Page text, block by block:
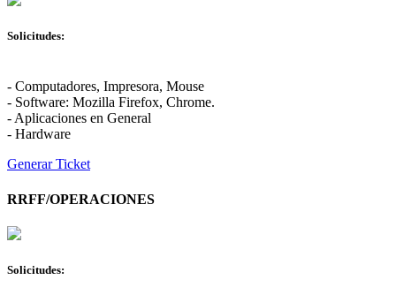
Solicitudes:
- Computadores, Impresora, Mouse
- Software: Mozilla Firefox, Chrome.
- Aplicaciones en General
- Hardware
Generar Ticket
RRFF/OPERACIONES
Solicitudes: